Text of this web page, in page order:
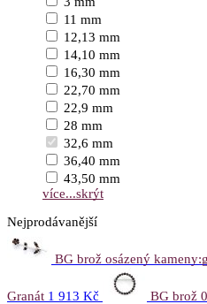
11 mm
12,13 mm
14,10 mm
16,30 mm
22,70 mm
22,9 mm
28 mm
32,6 mm
36,40 mm
43,50 mm
více...skrýt
Nejprodávanější
BG brož osázený
Granát 1 913 Kč BG brož